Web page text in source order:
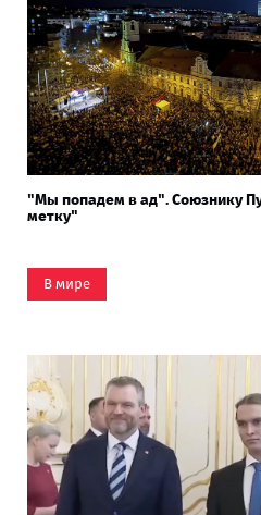
"Мы попадем в ад". Союзнику
метку"
В мире